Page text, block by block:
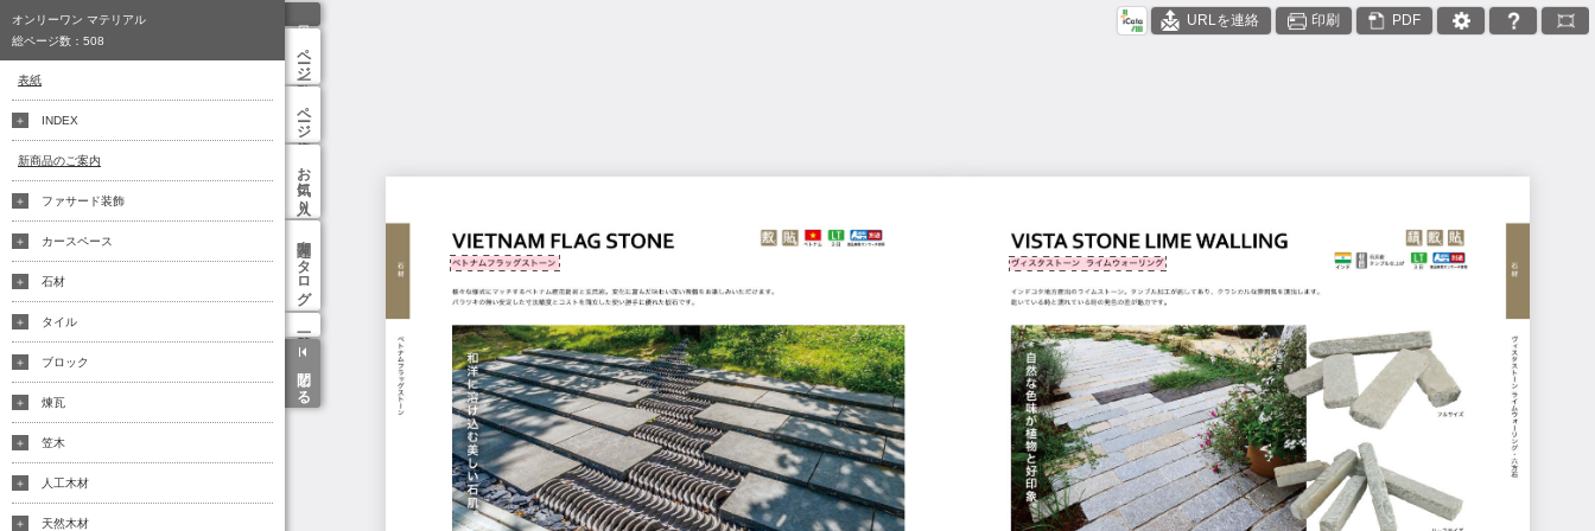
URLを連絡 印刷 PDF
ページ一覧
ページ検索
お気に入り
関連カタログ
閉じる
オンリーワン マテリアル
総ページ数： 508
表紙
INDEX
新商品のご案内
ファサード装飾
カースペース
石材
タイル
ブロック
煉瓦
笠木
人工木材
天然木材